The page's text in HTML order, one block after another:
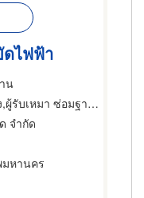
ดไฟฟ้า
น
ะโครงสร้างก่อสร้าง,วิศวกรโครงสร้าง
จำกัด
มหานคร